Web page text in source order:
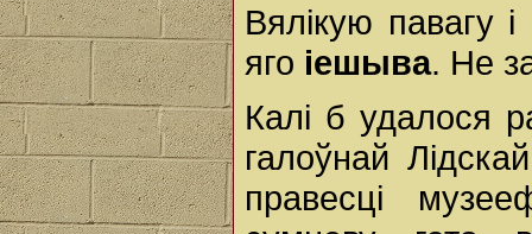
Вялікую павагу
яго іешыва. Не
Калі б удалося
галоўнай
правесці